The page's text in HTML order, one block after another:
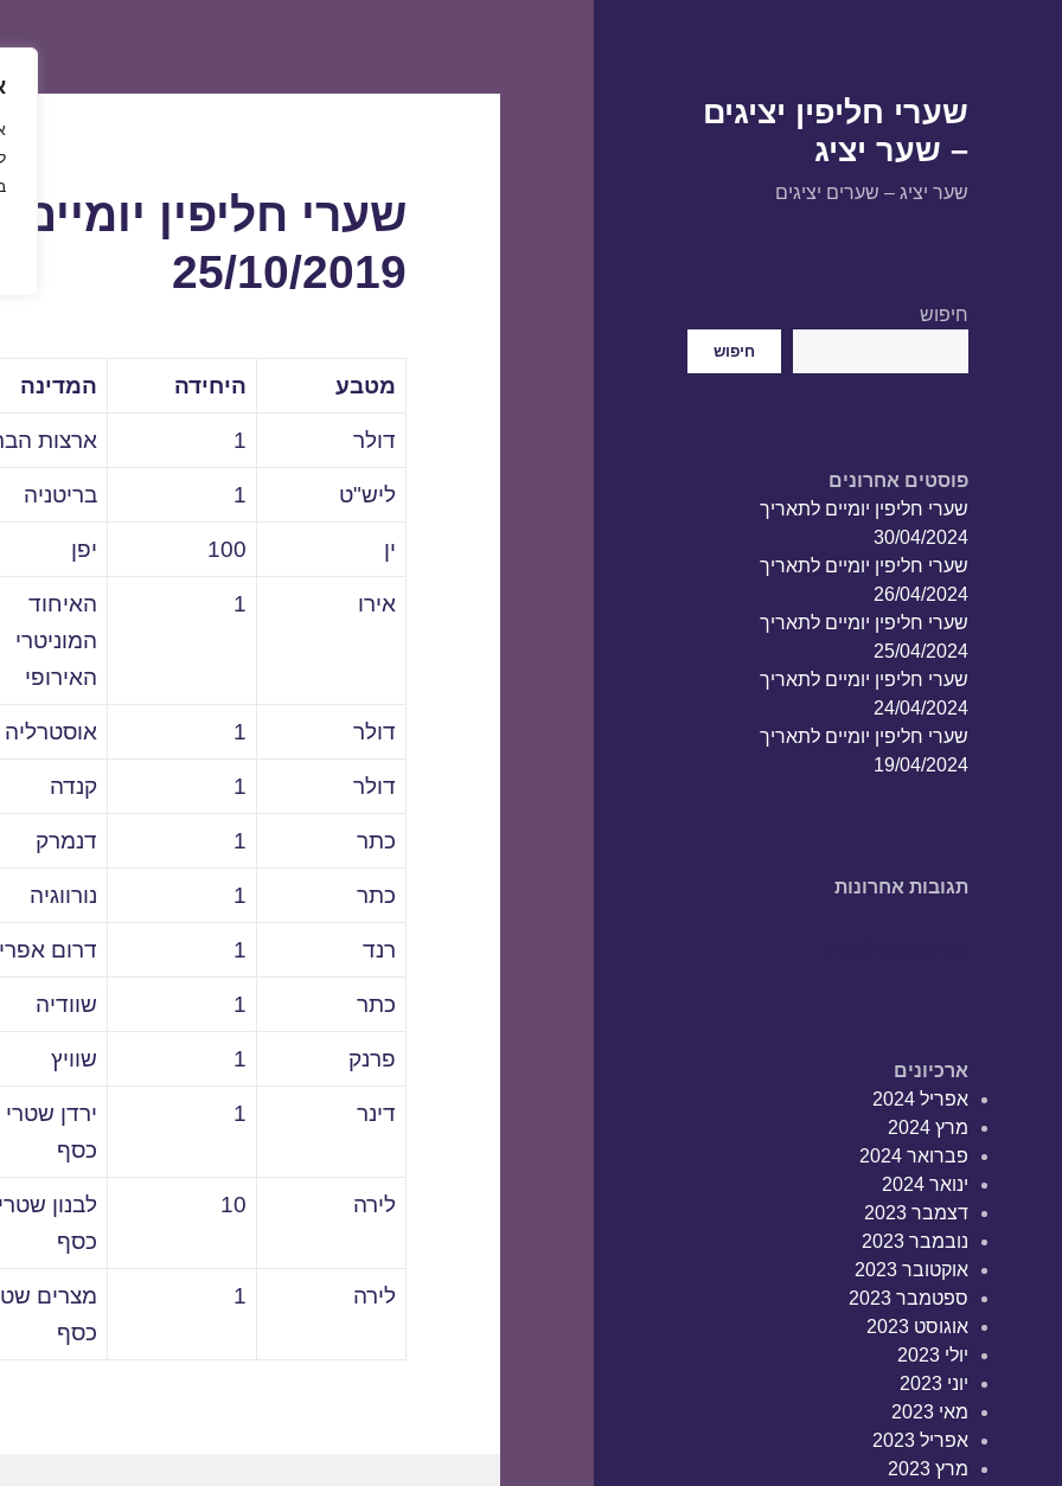
שערי חליפין יציגים
– שער יציג
שער יציג – שערים יציגים
חיפוש
חיפוש
פוסטים אחרונים
שערי חליפין יומיים לתאריך
30/04/2024
שערי חליפין יומיים לתאריך
26/04/2024
שערי חליפין יומיים לתאריך
25/04/2024
שערי חליפין יומיים לתאריך
24/04/2024
שערי חליפין יומיים לתאריך
19/04/2024
תגובות אחרונות
ארכיונים
אפריל 2024
מרץ 2024
פברואר 2024
ינואר 2024
דצמבר 2023
נובמבר 2023
אוקטובר 2023
ספטמבר 2023
אוגוסט 2023
יולי 2023
יוני 2023
מאי 2023
אפריל 2023
מרץ 2023
שערי חליפין
25/10/2019
מטבע היחידה המדינה
דולר 1 ארצות
ליש"ט 1 בריטניה
ין 100 יפן
אירו 1
האיחוד
המוניטרי
האירופי
דולר 1 אוסטרליה
דולר 1 קנדה
כתר 1 דנמרק
כתר 1 נורווגיה
רנד 1 דרום
כתר 1 שוודיה
פרנק 1 שוויץ
דינר 1
ירדן שטרי
כסף
לירה 10
לבנון
כסף
לירה 1
מצרים
כסף